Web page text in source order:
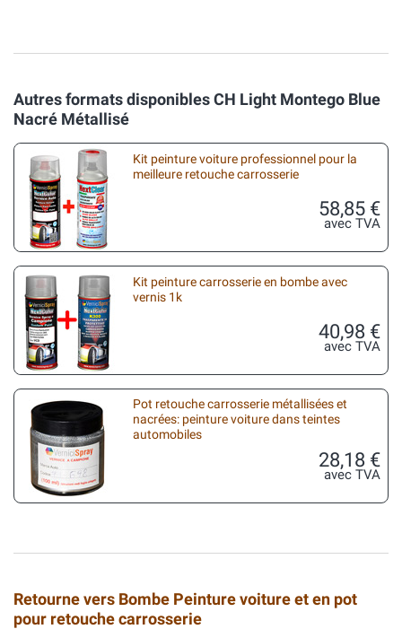
Autres formats disponibles CH Light Montego Blue
Nacré Métallisé
Kit peinture voiture professionnel pour la
meilleure retouche carrosserie
58,85 €
avec TVA
Kit peinture carrosserie en bombe avec
vernis 1k
40,98 €
avec TVA
Pot retouche carrosserie métallisées et
nacrées: peinture voiture dans teintes
automobiles
28,18 €
avec TVA
Retourne vers Bombe Peinture voiture et en pot
pour retouche carrosserie